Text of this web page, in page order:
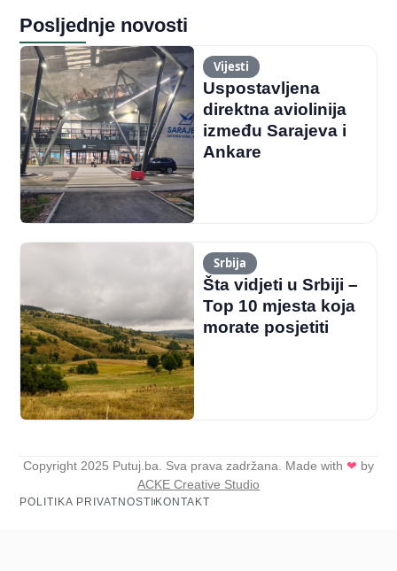
Posljednje novosti
Vijesti
Uspostavljena
direktna aviolinija
između Sarajeva i
Ankare
Srbija
Šta vidjeti u Srbiji –
Top 10 mjesta koja
morate posjetiti
Copyright 2025 Putuj.ba. Sva prava zadržana. Made with ❤ by
ACKE Creative Studio
POLITIKA PRIVATNOSTIKONTAKT